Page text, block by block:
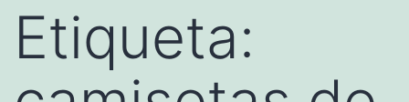
Etiqueta: